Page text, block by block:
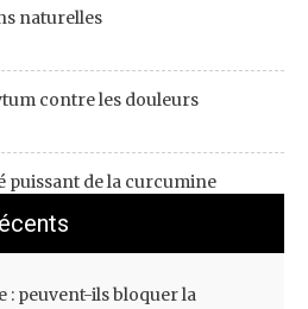
naturelles
contre les douleurs
de la curcumine
: peuvent-ils bloquer la